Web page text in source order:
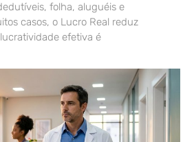
folha, aluguéis e
casos, o Lucro Real reduz
efetiva é